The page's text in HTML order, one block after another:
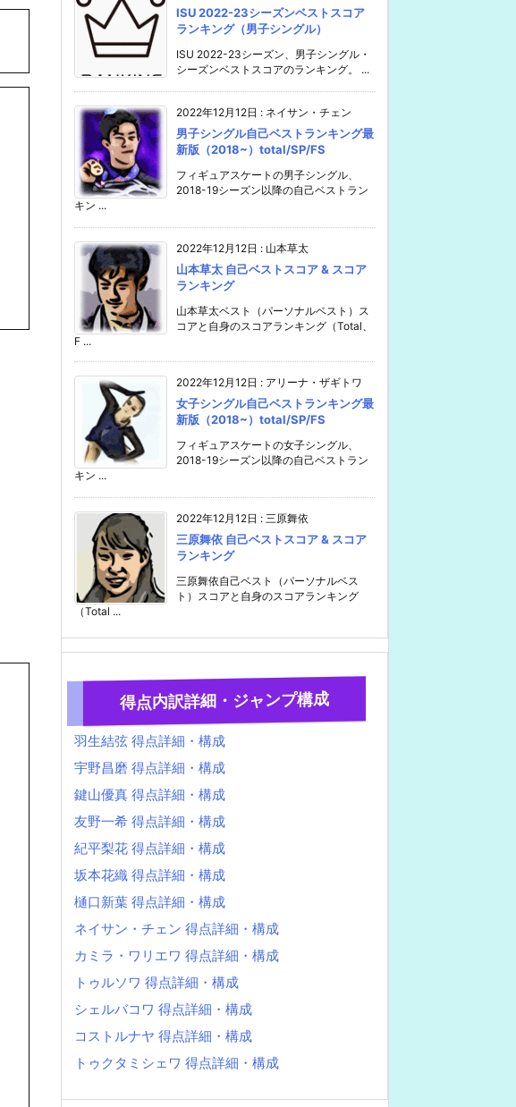
ISU 2022-23シーズンベストスコア
ランキング（男子シングル）
ISU 2022-23シーズン、男子シングル・
シーズンベストスコアのランキング。 ...
2022年12月12日 : ネイサン・チェン
男子シングル自己ベストランキング最
新版（2018~）total/SP/FS
フィギュアスケートの男子シングル、
2018-19シーズン以降の自己ベストラン
キン ...
2022年12月12日 : 山本草太
山本草太 自己ベストスコア & スコア
ランキング
山本草太ベスト（パーソナルベスト）ス
コアと自身のスコアランキング（Total、
F ...
2022年12月12日 : アリーナ・ザギトワ
女子シングル自己ベストランキング最
新版（2018~）total/SP/FS
フィギュアスケートの女子シングル、
2018-19シーズン以降の自己ベストラン
キン ...
2022年12月12日 : 三原舞依
三原舞依 自己ベストスコア & スコア
ランキング
三原舞依自己ベスト（パーソナルベス
ト）スコアと自身のスコアランキング
（Total ...
得点内訳詳細・ジャンプ構成
羽生結弦 得点詳細・構成
宇野昌磨 得点詳細・構成
鍵山優真 得点詳細・構成
友野一希 得点詳細・構成
紀平梨花 得点詳細・構成
坂本花織 得点詳細・構成
樋口新葉 得点詳細・構成
ネイサン・チェン 得点詳細・構成
カミラ・ワリエワ 得点詳細・構成
トゥルソワ 得点詳細・構成
シェルバコワ 得点詳細・構成
コストルナヤ 得点詳細・構成
トゥクタミシェワ 得点詳細・構成